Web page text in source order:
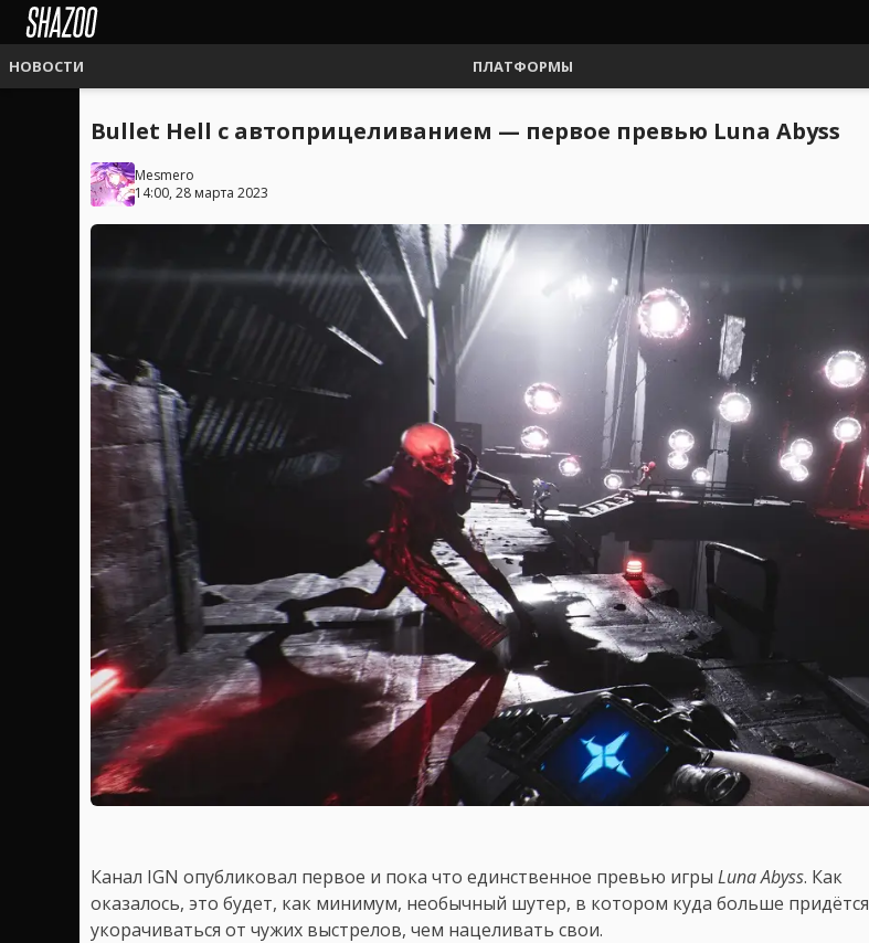
НОВОСТИ ПЛАТФОРМЫ
Bullet Hell с автоприцеливанием — первое превью Luna Abyss
Mesmero
14:00, 28 марта 2023
Канал IGN опубликовал первое и пока что единственное превью игры Luna Abyss. Как
оказалось, это будет, как минимум, необычный шутер, в котором куда больше придётся
укорачиваться от чужих выстрелов, чем нацеливать свои.